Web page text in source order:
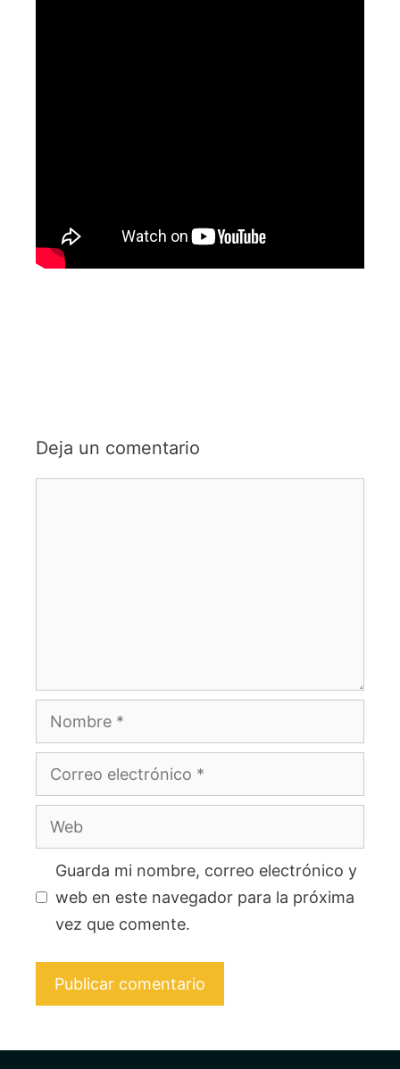
Deja un comentario
Nombre
Correo
electrónico
Web
Guarda mi nombre, correo electrónico y
web en este navegador para la próxima
vez que comente.